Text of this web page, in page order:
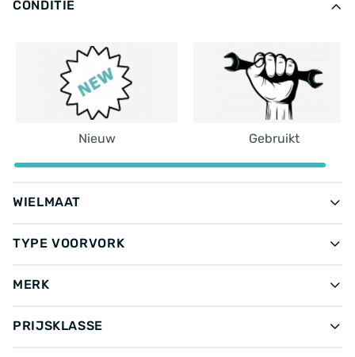
CONDITIE
Nieuw Gebruikt
WIELMAAT
TYPE VOORVORK
MERK
PRIJSKLASSE